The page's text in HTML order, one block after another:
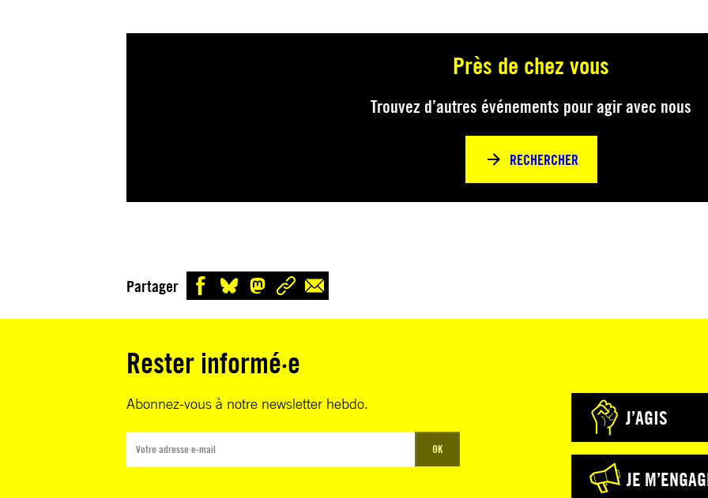
Près de chez vous
Trouvez d’autres événements pour agir avec nous
RECHERCHER
Partager
Rester informé·e
Abonnez-vous à notre newsletter hebdo.
OK
J’AGIS
JE